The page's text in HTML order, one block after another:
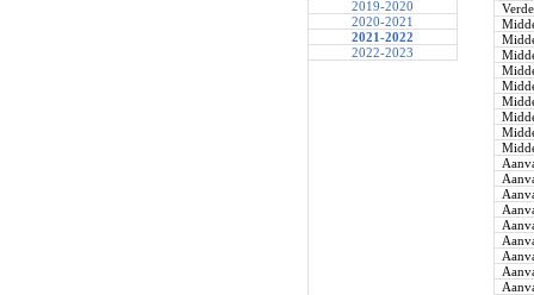
2019-2020
2020-2021
2021-2022
2022-2023